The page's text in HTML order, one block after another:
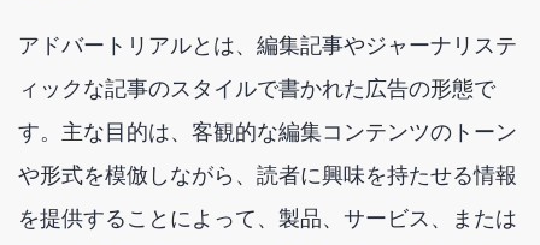
アドバートリアルとは、編集記事やジャーナリステ
ィックな記事のスタイルで書かれた広告の形態で
す。主な目的は、客観的な編集コンテンツのトーン
や形式を模倣しながら、読者に興味を持たせる情報
を提供することによって、製品、サービス、または